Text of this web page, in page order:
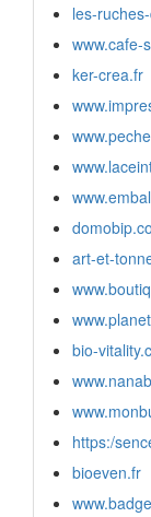
les-
www.cafe-
ker-crea.fr
art-et-
bio-
https:/
bioeven.fr